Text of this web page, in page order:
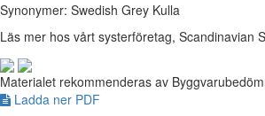
Synonymer: Swedish Grey Kulla
Läs mer hos vårt systerföretag, Scandinavian
Materialet rekommenderas av
Ladda ner PDF